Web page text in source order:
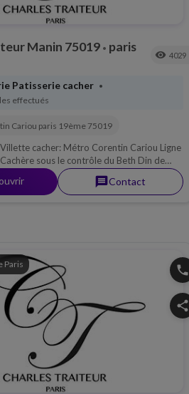
Manin 75019 • paris
visibility 4029
Patisserie cacher •
effectués
Cariou paris 19ème 75019
cacher: Métro Corentin Cariou Ligne
sous le contrôle du Beth Din de
traiteur cacher à la villette pour mieux
messageContact
Paris phone
share